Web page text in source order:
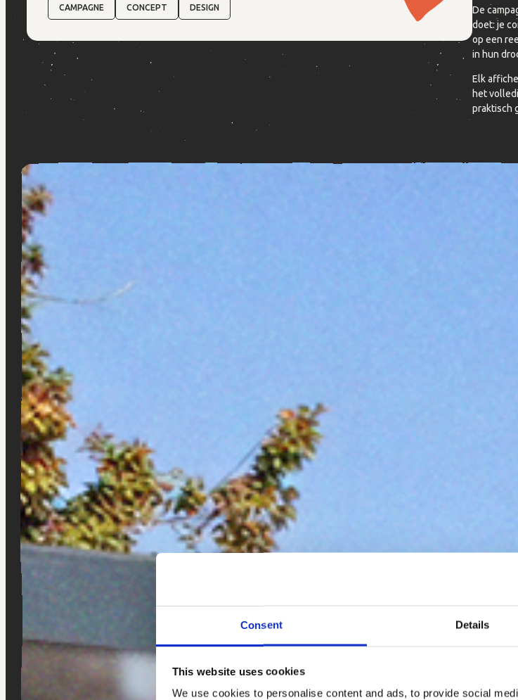
Consent Details
This website uses cookies
We use cookies to personalise content and ads, to provide social
CAMPAGNE CONCEPT DESIGN
De
doet: je
op een
in hun
Elk
het
praktisch